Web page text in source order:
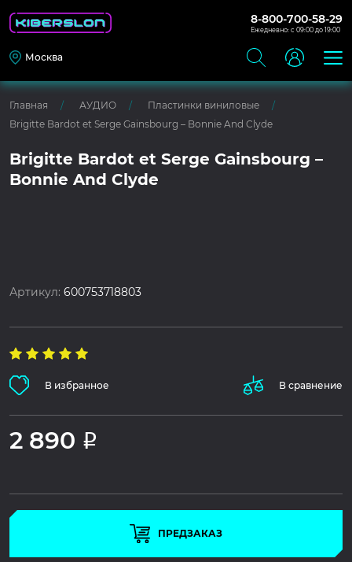
8-800-700-58-29
Ежедневно: с 09:00 до 19:00
Москва
Главная АУДИО
Пластинки виниловые
Brigitte Bardot et Serge Gainsbourg – Bonnie And Clyde
Brigitte Bardot et Serge Gainsbourg –
Bonnie And Clyde
Артикул:600753718803
В избранное В сравнение
2 890 Р
ПРЕДЗАКАЗ